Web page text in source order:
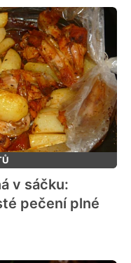
v sáčku:
pečení plné